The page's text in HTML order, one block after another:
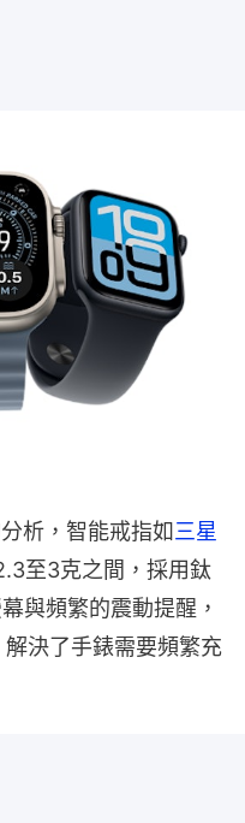
析，智能戒指如三星
至3克之間，採用鈦
與頻繁的震動提醒，
決了手錶需要頻繁充